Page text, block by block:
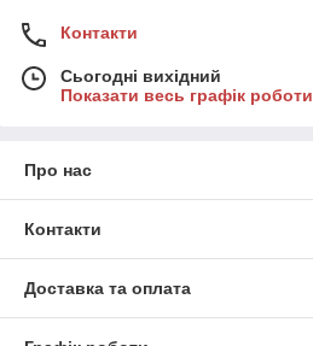
Контакти
Сьогодні вихідний
Показати весь графік роботи
Про нас
Контакти
Доставка та оплата